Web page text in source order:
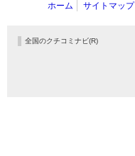
ホーム サイトマップ
全国のクチコミナビ(R)